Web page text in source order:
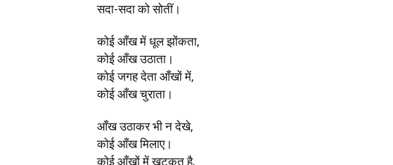
सदा-सदा को सोतीं।
कोई आँख में धूल झोंकता,
कोई आँख उठाता।
कोई जगह देता आँखों में,
कोई आँख चुराता।
आँख उठाकर भी न देखे,
कोई आँख मिलाए।
कोई आँखों में खटकत है,